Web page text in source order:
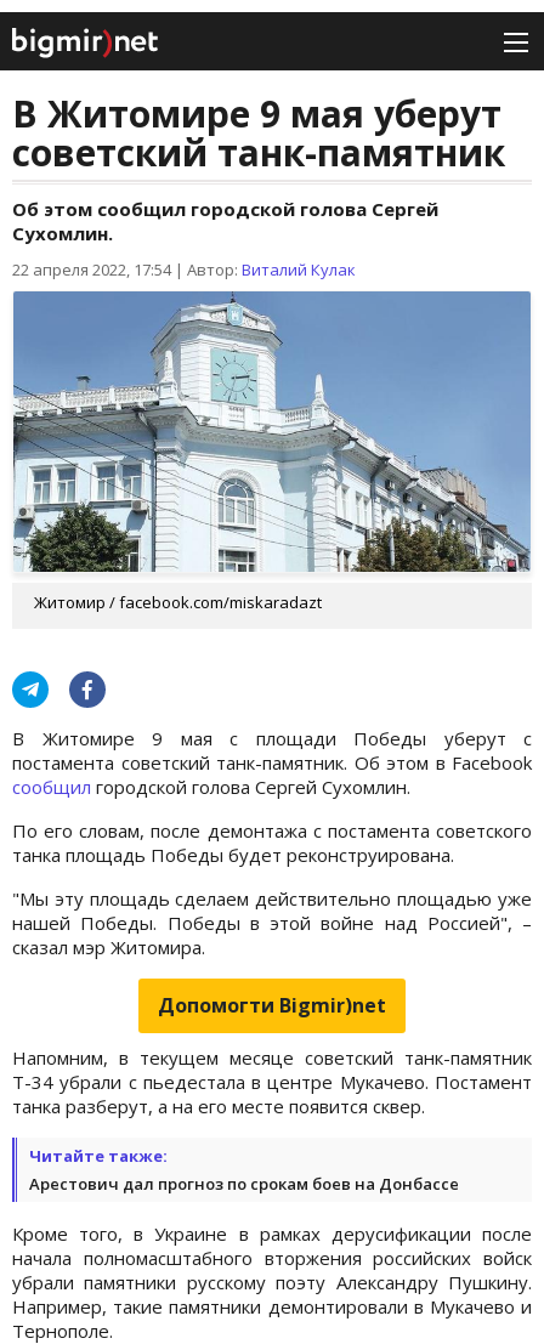
В Житомире 9 мая уберут
советский танк-памятник
Об этом сообщил городской голова Сергей
Сухомлин.
22 апреля 2022, 17:54| Автор: Виталий Кулак
Житомир / facebook.com/miskaradazt
В Житомире 9 мая с площади Победы уберут с
постамента советский танк-памятник. Об этом в Facebook
сообщил городской голова Сергей Сухомлин.
По его словам, после демонтажа с постамента советского
танка площадь Победы будет реконструирована.
"Мы эту площадь сделаем действительно площадью уже
нашей Победы. Победы в этой войне над Россией", –
сказал мэр Житомира.
Допомогти Bigmir)net
Напомним, в текущем месяце советский танк-памятник
Т-34 убрали с пьедестала в центре Мукачево. Постамент
танка разберут, а на его месте появится сквер.
Читайте также:
Арестович дал прогноз по срокам боев на Донбассе
Кроме того, в Украине в рамках дерусификации после
начала полномасштабного вторжения российских войск
убрали памятники русскому поэту Александру Пушкину.
Например, такие памятники демонтировали в Мукачево и
Тернополе.